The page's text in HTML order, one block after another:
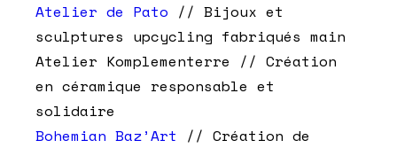
Atelier de Pato // Bijoux et
sculptures upcycling fabriqués main
Atelier Komplementerre // Création
en céramique responsable et
solidaire
Bohemian Baz’Art // Création de